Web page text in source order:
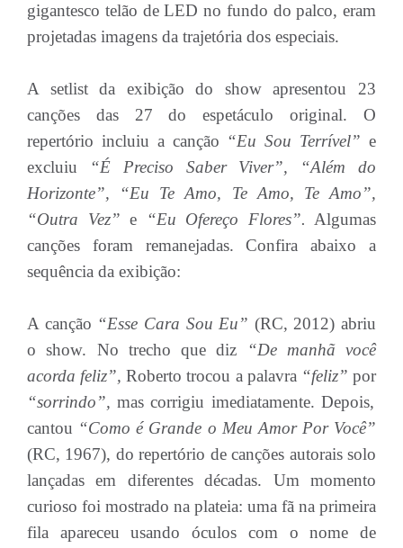
gigantesco telão de LED no fundo do palco, eram
projetadas imagens da trajetória dos especiais.
A setlist da exibição do show apresentou 23
canções das 27 do espetáculo original. O
repertório incluiu a canção “Eu Sou Terrível”e
excluiu “É Preciso Saber Viver”, “Além do
Horizonte”, “Eu Te Amo, Te Amo, Te Amo”,
“Outra Vez” e “Eu Ofereço Flores”. Algumas
canções foram remanejadas. Confira abaixo a
sequência da exibição:
A canção “Esse Cara Sou Eu” (RC, 2012) abriu
o show. No trecho que diz
“De manhã você
acorda feliz”, Roberto trocou a palavra “feliz” por
“sorrindo”, mas corrigiu imediatamente. Depois,
cantou “Como é Grande o Meu Amor Por Você”
(RC, 1967), do repertório de canções autorais solo
lançadas em diferentes décadas. Um momento
curioso foi mostrado na plateia: uma fã na primeira
fila apareceu usando óculos com o nome de